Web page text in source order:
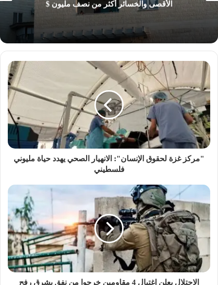
الأقصى والخسائر أكثر من نصف مليون $
"مركز غزة لحقوق الإنسان": الانهيار الصحي يهدد حياة مليوني
فلسطيني
الاحتلال يعلن اغتيال 4 مقاومين خرجوا من نفق بشرق رفح